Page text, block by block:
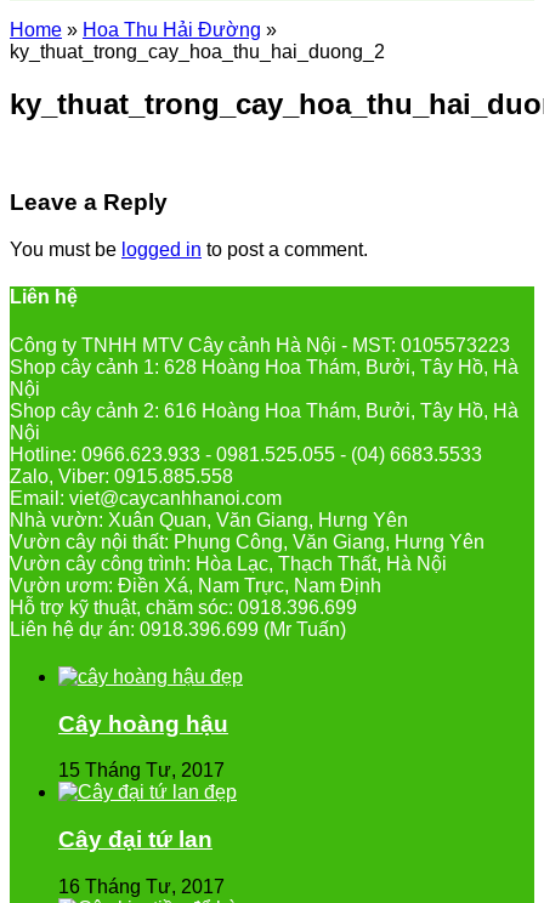
Home » Hoa Thu Hải Đường »
ky_thuat_trong_cay_hoa_thu_hai_duong_2
Leave a Reply
You must be logged in to post a comment.
Liên hệ
Công ty TNHH MTV Cây cảnh Hà Nội - MST: 0105573223
Shop cây cảnh 1: 628 Hoàng Hoa Thám, Bưởi, Tây Hồ, Hà
Nội
Shop cây cảnh 2: 616 Hoàng Hoa Thám, Bưởi, Tây Hồ, Hà
Nội
Hotline: 0966.623.933 - 0981.525.055 - (04) 6683.5533
Zalo, Viber: 0915.885.558
Email: viet@caycanhhanoi.com
Nhà vườn: Xuân Quan, Văn Giang, Hưng Yên
Vườn cây nội thất: Phụng Công, Văn Giang, Hưng Yên
Vườn cây công trình: Hòa Lạc, Thạch Thất, Hà Nội
Vườn ươm: Điền Xá, Nam Trực, Nam Định
Hỗ trợ kỹ thuật, chăm sóc: 0918.396.699
Liên hệ dự án: 0918.396.699 (Mr Tuấn)
Cây hoàng hậu
15 Tháng Tư, 2017
Cây đại tứ lan
16 Tháng Tư, 2017